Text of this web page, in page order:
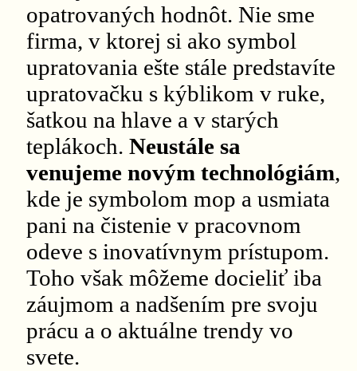
opatrovaných hodnôt. Nie sme
firma, v ktorej si ako symbol
upratovania ešte stále predstavíte
upratovačku s kýblikom v ruke,
šatkou na hlave a v starých
teplákoch. Neustále sa
venujeme novým technológiám,
kde je symbolom mop a usmiata
pani na čistenie v pracovnom
odeve s inovatívnym prístupom.
Toho však môžeme docieliť iba
záujmom a nadšením pre svoju
prácu a o aktuálne trendy vo
svete.